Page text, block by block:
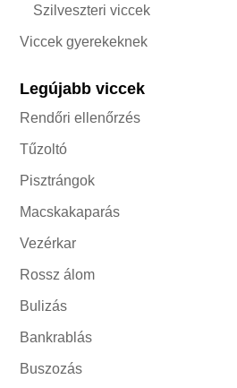
Szilveszteri viccek
Viccek gyerekeknek
Legújabb viccek
Rendőri ellenőrzés
Tűzoltó
Pisztrángok
Macskakaparás
Vezérkar
Rossz álom
Bulizás
Bankrablás
Buszozás